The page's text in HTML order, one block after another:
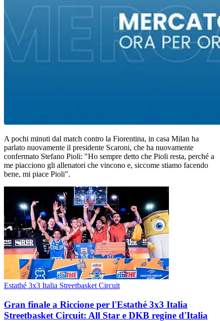
A pochi minuti dal match contro la Fiorentina, in casa Milan ha
parlato nuovamente il presidente Scaroni, che ha nuovamente
confermato Stefano Pioli: "Ho sempre detto che Pioli resta, perché a
me piacciono gli allenatori che vincono e, siccome stiamo facendo
bene, mi piace Pioli".
Estathé 3x3 Italia Streetbasket Circuit
Gran finale a Riccione per l'Estathé 3x3 Italia
Streetbasket Circuit: All Star e DKB regine d'Italia